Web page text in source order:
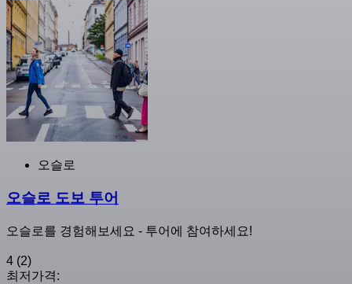
오슬로
오슬로 도보 투어
오슬로를 경험해보세요 - 투어에 참여하세요!
4 (2)
최저가격: